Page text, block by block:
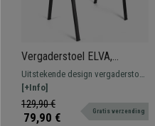
Vergaderstoel ELVA,
Stapelbaar en Praktisch,
Hoge Kwaliteit, Kleur Blauw
en Zwarte Poten
Uitstekende design vergaderstoel
ELVA. Het perfecte model voor wie
op zoek is naar stevigheid,
comfort en gebruiksgemak. Ideaal
[+Info]
129,90 €
79,90 € Gratis verzending